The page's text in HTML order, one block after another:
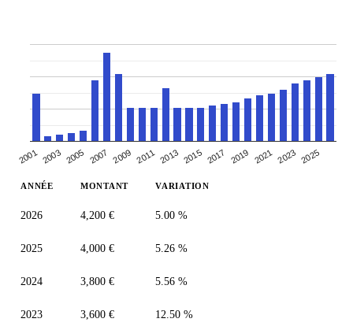
2001 2003 2005 2007 2009 2011 2013 2015 2017 2019 2021 2023 2025
ANNÉE MONTANT VARIATION
2026 4,200 € 5.00 %
2025 4,000 € 5.26 %
2024 3,800 € 5.56 %
2023 3,600 € 12.50 %